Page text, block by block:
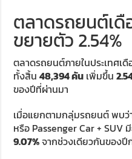
ตลาดรถยนต์เดื
ขยายตัว 2.54%
ตลาดรถยนต์ภายในประเทศเ
ทั้งสิ้น48,394 คัน เพิ่มขึ้น
ของปีที่ผ่านมา
เมื่อแยกตามกลุ่มรถยนต์ พบ
หรือ Passenger Car + SUV
9.07%จากช่วงเดียวกันของปี